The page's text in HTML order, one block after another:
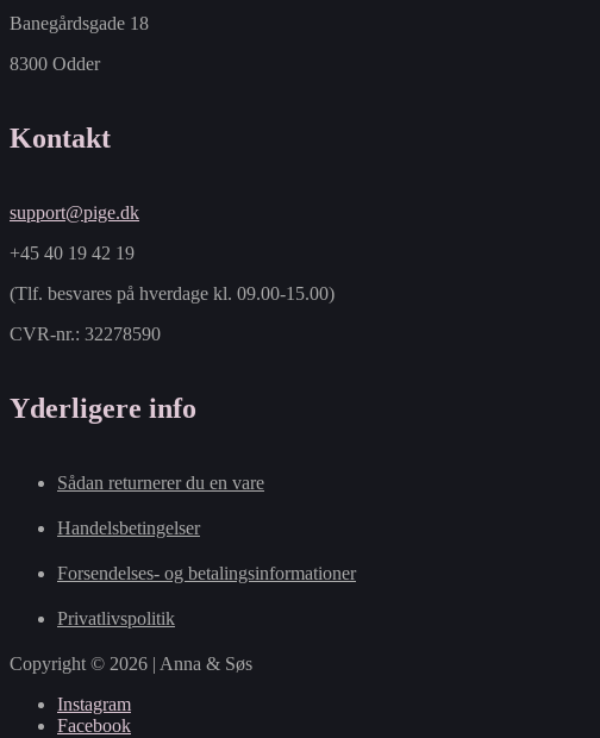
Banegårdsgade 18
8300 Odder
Kontakt
support@pige.dk
+45 40 19 42 19
(Tlf. besvares på hverdage kl. 09.00-15.00)
CVR-nr.: 32278590
Yderligere info
Sådan returnerer du en vare
Handelsbetingelser
Forsendelses- og betalingsinformationer
Privatlivspolitik
Copyright © 2026 | Anna & Søs
Instagram
Facebook